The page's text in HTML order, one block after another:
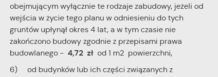
obejmującym wyłącznie te rodzaje zabudowy, jeżeli od
wejścia w życie tego planu w odniesieniu do tych
gruntów upłynął okres 4 lat, a w tym czasie nie
zakończono budowy zgodnie z przepisami prawa
budowlanego - 4,72 zł od 1 m2 powierzchni,
6) od budynków lub ich części związanych z